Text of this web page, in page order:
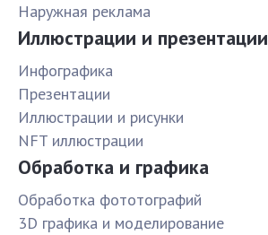
Наружная реклама
Иллюстрации и презентации
Инфографика
Презентации
Иллюстрации и рисунки
NFT иллюстрации
Обработка и графика
Обработка фототографий
3D графика и моделирование